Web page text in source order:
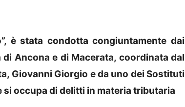
è stata condotta congiuntamente dai
Ancona e di Macerata, coordinata dal
Giovanni Giorgio e da uno dei Sostituti
occupa di delitti in materia tributaria